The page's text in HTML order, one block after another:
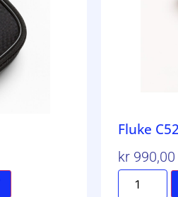
Fluke
kr 990,00